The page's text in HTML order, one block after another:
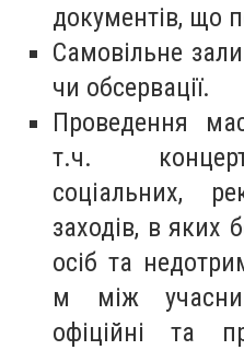
документів, що
Самовільне
чи обсервації.
Проведення
т.ч.
соціальних,
заходів, в яких
осіб та
м між
офіційні та